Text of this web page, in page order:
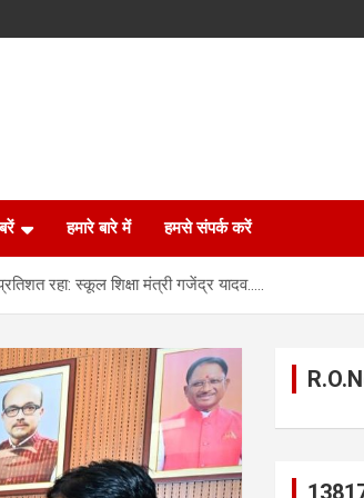
हमारे बारे में हमसे संपर्क करें
रहा: स्कूल शिक्षा मंत्री गजेंद्र यादव…..